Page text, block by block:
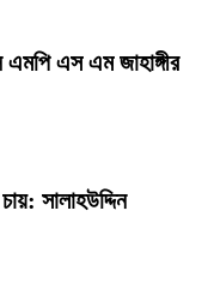
এস এম জাহাঙ্গীর
সালাহউদ্দিন